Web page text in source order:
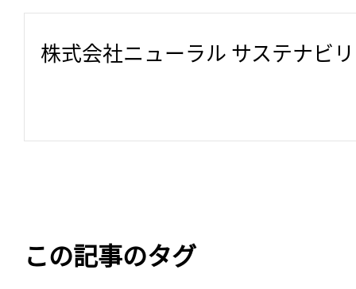
株式会社ニューラル サステナビ
この記事のタグ